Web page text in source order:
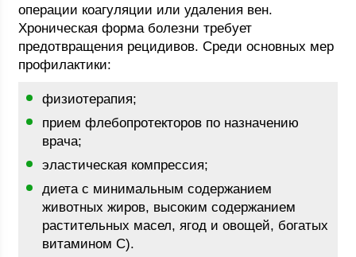
операции коагуляции или удаления вен.
Хроническая форма болезни требует
предотвращения рецидивов. Среди основных мер
профилактики:
физиотерапия;
прием флебопротекторов по назначению
врача;
эластическая компрессия;
диета с минимальным содержанием
животных жиров, высоким содержанием
растительных масел, ягод и овощей, богатых
витамином С).